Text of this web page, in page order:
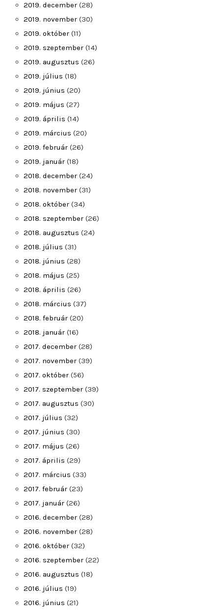
2019. december (28)
2019. november (30)
2019. október (11)
2019. szeptember (14)
2019. augusztus (26)
2019. július (18)
2019. június (20)
2019. május (27)
2019. április (14)
2019. március (20)
2019. február (26)
2019. január (18)
2018. december (24)
2018. november (31)
2018. október (34)
2018. szeptember (26)
2018. augusztus (24)
2018. július (31)
2018. június (28)
2018. május (25)
2018. április (26)
2018. március (37)
2018. február (20)
2018. január (16)
2017. december (28)
2017. november (39)
2017. október (56)
2017. szeptember (39)
2017. augusztus (30)
2017. július (32)
2017. június (30)
2017. május (26)
2017. április (29)
2017. március (33)
2017. február (23)
2017. január (26)
2016. december (28)
2016. november (28)
2016. október (32)
2016. szeptember (22)
2016. augusztus (18)
2016. július (19)
2016. június (21)